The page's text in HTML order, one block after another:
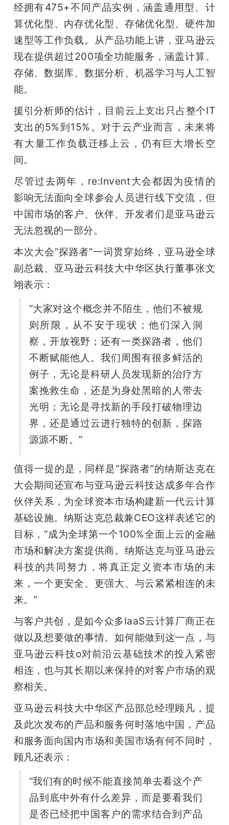
机
经拥有475+不同产品实例，涵盖通用型、计
算优化型、内存优化型、存储优化型、硬件加
速型等工作负载。从产品功能上讲，亚马逊云
现在提供超过200项全功能服务，涵盖计算、
存储、数据库、数据分析、机器学习与人工智
能。
援引分析师的估计，目前云上支出只占整个IT
支出的5%到15%。对于云产业而言，未来将
有大量工作负载迁移上云，仍有巨大增长空
间。
尽管过去两年，re:Invent大会都因为疫情的
影响无法面向全球参会人员进行线下交流，但
中国市场的客户、伙伴、开发者们是亚马逊云
无法忽视的一部分。
本次大会“探路者”一词贯穿始终，亚马逊全球
副总裁、亚马逊云科技大中华区执行董事张文
翊表示：
“大家对这个概念并不陌生，他们不被规
则所限，从不安于现状；他们深入洞
察，开放视野；还有一类探路者，他们
不断赋能他人。我们周围有很多鲜活的
例子，无论是科研人员发现新的治疗方
案挽救生命，还是为身处黑暗的人带去
光明；无论是寻找新的手段打破物理边
界，还是通过云进行独特的创新，探路
源源不断。”
值得一提的是，同样是“探路者”的纳斯达克在
大会期间还宣布与亚马逊云科技达成多年合作
伙伴关系，为全球资本市场构建新一代云计算
基础设施。纳斯达克总裁兼CEO这样表述它的
目标，“成为全球第一个100%全面上云的金融
市场和解决方案提供商。纳斯达克与亚马逊云
科技的共同努力，将真正定义资本市场的未
来，一个更安全、更强大、与云紧紧相连的未
来。”
与客户共创，是如今众多IaaS云计算厂商正在
做以及想要做的事情。如何能做到这一点，与
亚马逊云科技o对前沿云基础技术的投入紧密
相连，也与其长期以来保持的对客户市场的观
察相关。
亚马逊云科技大中华区产品部总经理顾凡，提
及此次发布的产品和服务何时落地中国，产品
和服务面向国内市场和美国市场有何不同时，
顾凡还表示：
“我们有的时候不能直接简单去看这个产
品到底中外有什么差异，而是要看我们
是否已经把中国客户的需求结合到产品